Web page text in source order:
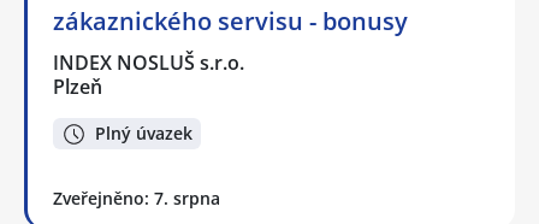
zákaznického servisu - bonusy
INDEX NOSLUŠ s.r.o.
Plzeň
Plný úvazek
Zveřejněno: 7. srpna